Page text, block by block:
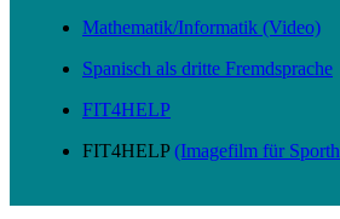
Mathematik/Informatik (Video)
Spanisch als dritte Fremdsprache
FIT4HELP
FIT4HELP(Imagefilm für